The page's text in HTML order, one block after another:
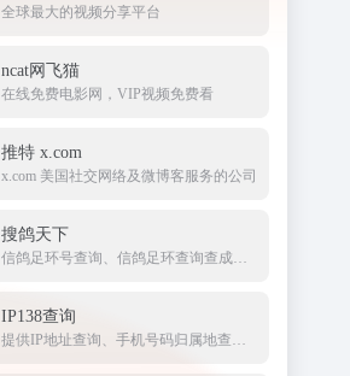
全球最大的视频分享平台
ncat网飞猫
在线免费电影网，VIP视频免费看
推特 x.com
x.com 美国社交网络及微博客服务的公司
搜鸽天下
信鸽足环号查询、信鸽足环查询查成绩、查信鸽成绩、足环、天落成绩、脚环！
IP138查询
提供IP地址查询、手机号码归属地查询、邮政编码查询及身份证号码验证等服务